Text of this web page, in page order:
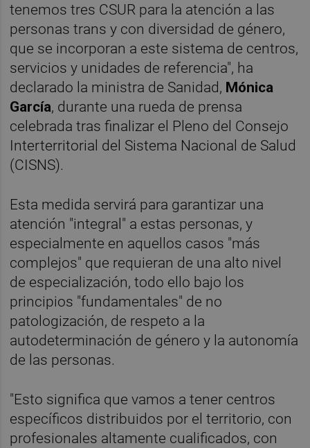
tenemos tres CSUR para la atención a las
personas trans y con diversidad de género,
que se incorporan a este sistema de centros,
servicios y unidades de referencia", ha
declarado la ministra de Sanidad, Mónica
García, durante una rueda de prensa
celebrada tras finalizar el Pleno del Consejo
Interterritorial del Sistema Nacional de Salud
(CISNS).
Esta medida servirá para garantizar una
atención "integral" a estas personas, y
especialmente en aquellos casos "más
complejos" que requieran de una alto nivel
de especialización, todo ello bajo los
principios "fundamentales" de no
patologización, de respeto a la
autodeterminación de género y la autonomía
de las personas.
"Esto significa que vamos a tener centros
específicos distribuidos por el territorio, con
profesionales altamente cualificados, con